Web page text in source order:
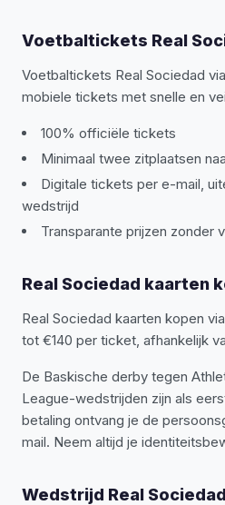
Voetbaltickets Real
Voetbaltickets Real Sociedad
mobiele tickets met snelle en
100% officiële tickets
Minimaal twee zitplaatsen
Digitale tickets per e-mail,
wedstrijd
Transparante prijzen zonder
Real Sociedad kaarten
Real Sociedad kaarten kopen
tot €140 per ticket, afhankelijk
De Baskische derby tegen
League-wedstrijden zijn als
betaling ontvang je de
mail. Neem altijd je
Wedstrijd Real